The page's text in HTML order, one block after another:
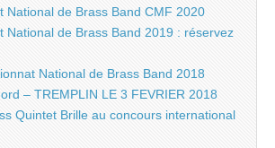
National de Brass Band CMF 2020
National de Brass Band 2019 : réservez
National de Brass Band 2018
– TREMPLIN LE 3 FEVRIER 2018
Quintet Brille au concours international